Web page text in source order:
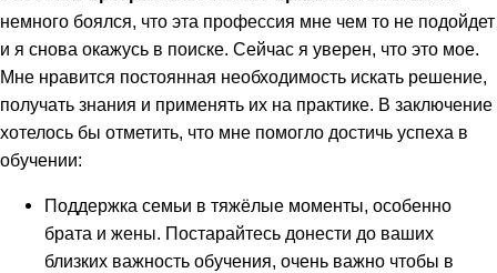
немного боялся, что эта профессия мне чем то не подойдет
и я снова окажусь в поиске. Сейчас я уверен, что это мое.
Мне нравится постоянная необходимость искать решение,
получать знания и применять их на практике. В заключение
хотелось бы отметить, что мне помогло достичь успеха в
обучении:
Поддержка семьи в тяжёлые моменты, особенно
брата и жены. Постарайтесь донести до ваших
близких важность обучения, очень важно чтобы в